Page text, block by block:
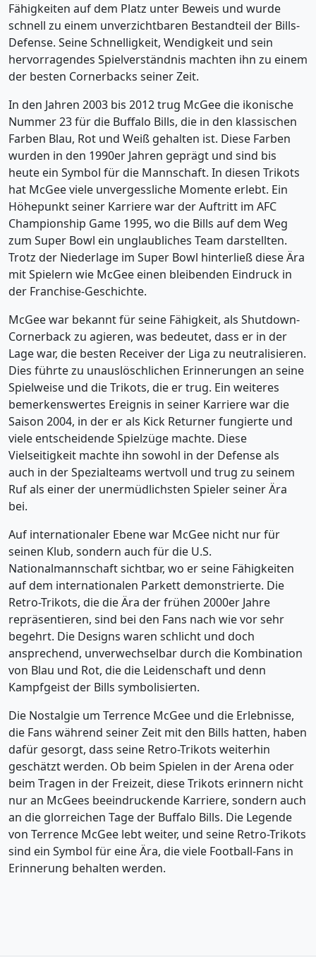
Fähigkeiten auf dem Platz unter Beweis und wurde
schnell zu einem unverzichtbaren Bestandteil der Bills-
Defense. Seine Schnelligkeit, Wendigkeit und sein
hervorragendes Spielverständnis machten ihn zu einem
der besten Cornerbacks seiner Zeit.
In den Jahren 2003 bis 2012 trug McGee die ikonische
Nummer 23 für die Buffalo Bills, die in den klassischen
Farben Blau, Rot und Weiß gehalten ist. Diese Farben
wurden in den 1990er Jahren geprägt und sind bis
heute ein Symbol für die Mannschaft. In diesen Trikots
hat McGee viele unvergessliche Momente erlebt. Ein
Höhepunkt seiner Karriere war der Auftritt im AFC
Championship Game 1995, wo die Bills auf dem Weg
zum Super Bowl ein unglaubliches Team darstellten.
Trotz der Niederlage im Super Bowl hinterließ diese Ära
mit Spielern wie McGee einen bleibenden Eindruck in
der Franchise-Geschichte.
McGee war bekannt für seine Fähigkeit, als Shutdown-
Cornerback zu agieren, was bedeutet, dass er in der
Lage war, die besten Receiver der Liga zu neutralisieren.
Dies führte zu unauslöschlichen Erinnerungen an seine
Spielweise und die Trikots, die er trug. Ein weiteres
bemerkenswertes Ereignis in seiner Karriere war die
Saison 2004, in der er als Kick Returner fungierte und
viele entscheidende Spielzüge machte. Diese
Vielseitigkeit machte ihn sowohl in der Defense als
auch in der Spezialteams wertvoll und trug zu seinem
Ruf als einer der unermüdlichsten Spieler seiner Ära
bei.
Auf internationaler Ebene war McGee nicht nur für
seinen Klub, sondern auch für die U.S.
Nationalmannschaft sichtbar, wo er seine Fähigkeiten
auf dem internationalen Parkett demonstrierte. Die
Retro-Trikots, die die Ära der frühen 2000er Jahre
repräsentieren, sind bei den Fans nach wie vor sehr
begehrt. Die Designs waren schlicht und doch
ansprechend, unverwechselbar durch die Kombination
von Blau und Rot, die die Leidenschaft und denn
Kampfgeist der Bills symbolisierten.
Die Nostalgie um Terrence McGee und die Erlebnisse,
die Fans während seiner Zeit mit den Bills hatten, haben
dafür gesorgt, dass seine Retro-Trikots weiterhin
geschätzt werden. Ob beim Spielen in der Arena oder
beim Tragen in der Freizeit, diese Trikots erinnern nicht
nur an McGees beeindruckende Karriere, sondern auch
an die glorreichen Tage der Buffalo Bills. Die Legende
von Terrence McGee lebt weiter, und seine Retro-Trikots
sind ein Symbol für eine Ära, die viele Football-Fans in
Erinnerung behalten werden.